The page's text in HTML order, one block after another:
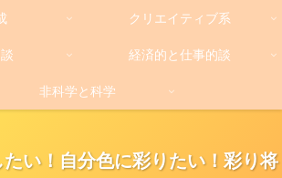
い！自分色に彩りたい！彩り将
クリエイティブ系
経済的と仕事的談
非科学と科学